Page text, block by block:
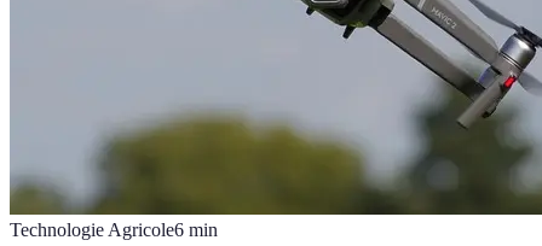
Technologie Agricole6 min